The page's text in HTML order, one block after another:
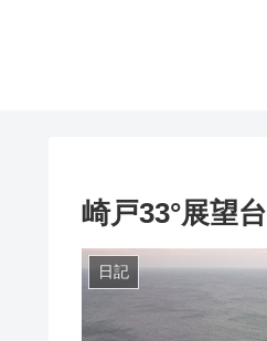
崎戸33°展望台
日記